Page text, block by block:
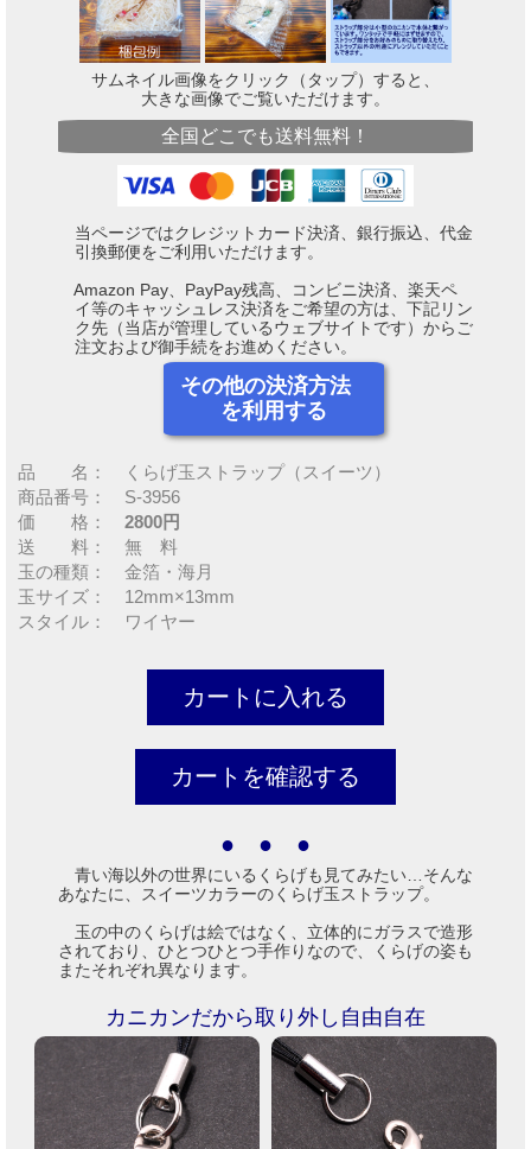
サムネイル画像をクリック（タップ）すると、
大きな画像でご覧いただけます。
全国どこでも送料無料！
当ページではクレジットカード決済、銀行振込、代金
引換郵便をご利用いただけます。
Amazon Pay、PayPay残高、コンビニ決済、楽天ペ
イ等のキャッシュレス決済をご希望の方は、下記リン
ク先（当店が管理しているウェブサイトです）からご
注文および御手続をお進めください。
その他の決済方法
を利用する
品 名： くらげ玉ストラップ（スイーツ）
商品番号： S-3956
価 格： 2800円
送 料： 無 料
玉の種類： 金箔・海月
玉サイズ： 12mm×13mm
スタイル： ワイヤー
● ● ●
青い海以外の世界にいるくらげも見てみたい…そんな
あなたに、スイーツカラーのくらげ玉ストラップ。
玉の中のくらげは絵ではなく、立体的にガラスで造形
されており、ひとつひとつ手作りなので、くらげの姿も
またそれぞれ異なります。
カニカンだから取り外し自由自在